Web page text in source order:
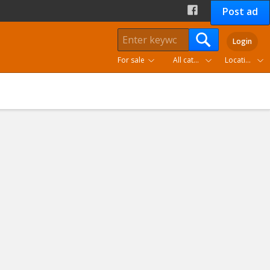
Post ad
Login
For sale
All categories Location